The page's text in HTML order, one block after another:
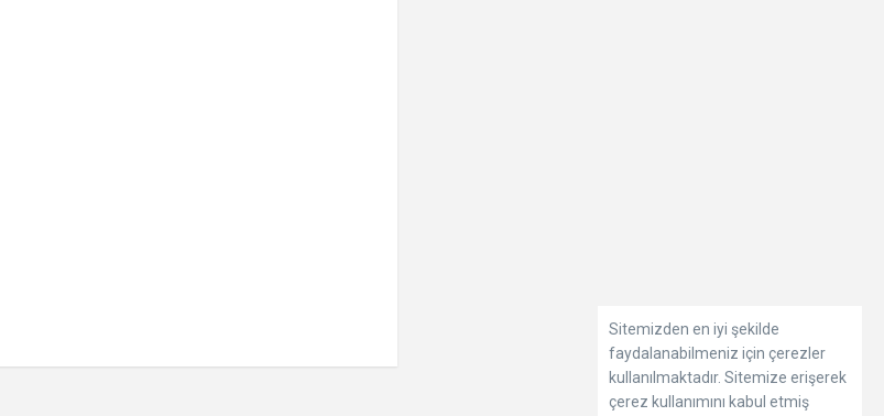
Sitemizden en iyi şekilde
faydalanabilmeniz için çerezler
kullanılmaktadır. Sitemize erişerek
çerez kullanımını kabul etmiş